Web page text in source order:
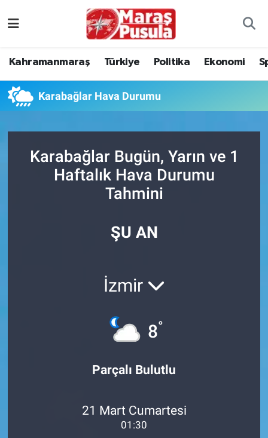
Kahramanmaraş Türkiye Politika Ekonomi
Karabağlar Hava Durumu
Karabağlar Bugün, Yarın ve 1
Haftalık Hava Durumu
Tahmini
ŞU AN
İzmir
8°
Parçalı Bulutlu
21 Mart Cumartesi
01:30
Ekonomi
Bilim, Teknoloji
Süper Lig Puan Durumu ve Fikstür
Son Dakika Haberleri